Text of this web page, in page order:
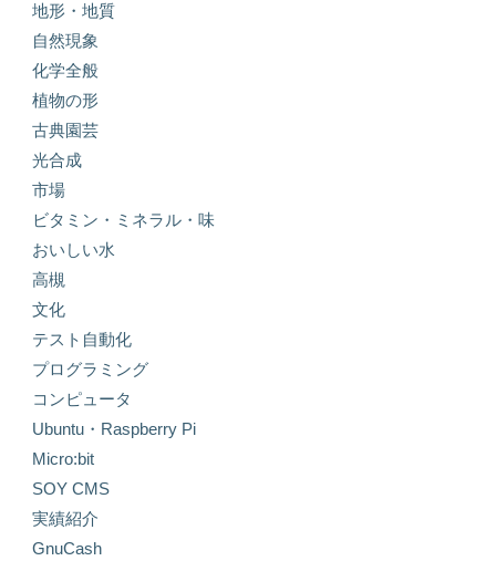
地形・地質
自然現象
化学全般
植物の形
古典園芸
光合成
市場
ビタミン・ミネラル・味
おいしい水
高槻
文化
テスト自動化
プログラミング
コンピュータ
Ubuntu・Raspberry Pi
Micro:bit
SOY CMS
実績紹介
GnuCash